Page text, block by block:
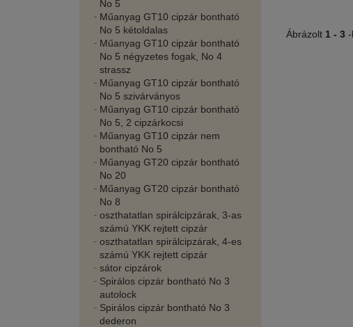
No 5
Műanyag GT10 cipzár bontható
No 5 kétoldalas
Műanyag GT10 cipzár bontható
No 5 négyzetes fogak, No 4
strassz
Műanyag GT10 cipzár bontható
No 5 szivárványos
Műanyag GT10 cipzár bontható
No 5, 2 cipzárkocsi
Műanyag GT10 cipzár nem
bontható No 5
Műanyag GT20 cipzár bontható
No 20
Műanyag GT20 cipzár bontható
No 8
oszthatatlan spirálcipzárak, 3-as
számú YKK rejtett cipzár
oszthatatlan spirálcipzárak, 4-es
számú YKK rejtett cipzár
sátor cipzárok
Spirálos cipzár bontható No 3
autolock
Spirálos cipzár bontható No 3
dederon
Ábrázolt 1 - 3